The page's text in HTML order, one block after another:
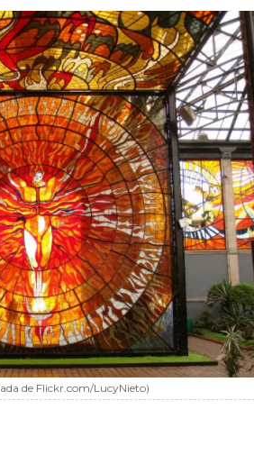
de Flickr.com/LucyNieto)